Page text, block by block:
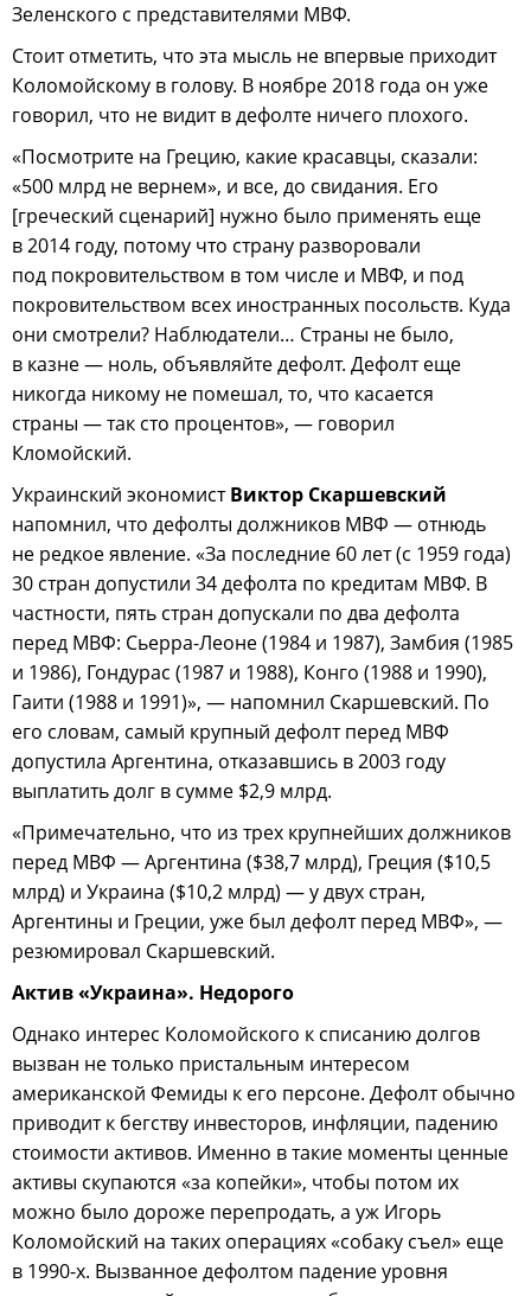
Зеленского с представителями МВФ.
Стоит отметить, что эта мысль не впервые приходит
Коломойскому в голову. В ноябре 2018 года он уже
говорил, что не видит в дефолте ничего плохого.
«Посмотрите на Грецию, какие красавцы, сказали:
«500 млрд не вернем», и все, до свидания. Его
[греческий сценарий] нужно было применять еще
в 2014 году, потому что страну разворовали
под покровительством в том числе и МВФ, и под
покровительством всех иностранных посольств. Куда
они смотрели? Наблюдатели… Страны не было,
в казне — ноль, объявляйте дефолт. Дефолт еще
никогда никому не помешал, то, что касается
страны — так сто процентов», — говорил
Кломойский.
Украинский экономистВиктор Скаршевский
напомнил, что дефолты должников МВФ — отнюдь
не редкое явление. «За последние 60 лет (с 1959 года)
30 стран допустили 34 дефолта по кредитам МВФ. В
частности, пять стран допускали по два дефолта
перед МВФ: Сьерра-Леоне (1984 и 1987), Замбия (1985
и 1986), Гондурас (1987 и 1988), Конго (1988 и 1990),
Гаити (1988 и 1991)», — напомнил Скаршевский. По
его словам, самый крупный дефолт перед МВФ
допустила Аргентина, отказавшись в 2003 году
выплатить долг в сумме $2,9 млрд.
«Примечательно, что из трех крупнейших должников
перед МВФ — Аргентина ($38,7 млрд), Греция ($10,5
млрд) и Украина ($10,2 млрд) — у двух стран,
Аргентины и Греции, уже был дефолт перед МВФ», —
резюмировал Скаршевский.
Актив «Украина». Недорого
Однако интерес Коломойского к списанию долгов
вызван не только пристальным интересом
американской Фемиды к его персоне. Дефолт обычно
приводит к бегству инвесторов, инфляции, падению
стоимости активов. Именно в такие моменты ценные
активы скупаются «за копейки», чтобы потом их
можно было дороже перепродать, а уж Игорь
Коломойский на таких операциях «собаку съел» еще
в 1990-х. Вызванное дефолтом падение уровня